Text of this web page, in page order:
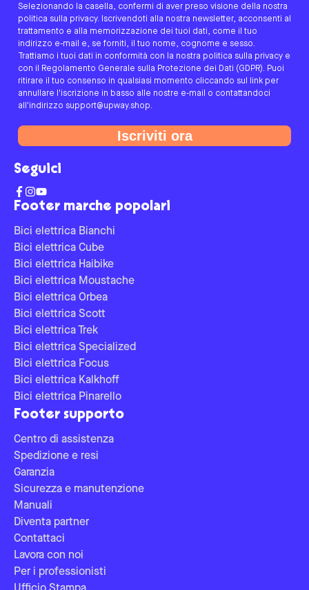
Footer marche popolari
Bici elettrica Bianchi
Bici elettrica Cube
Bici elettrica Haibike
Bici elettrica Moustache
Bici elettrica Orbea
Bici elettrica Scott
Bici elettrica Trek
Bici elettrica Specialized
Bici elettrica Focus
Bici elettrica Kalkhoff
Bici elettrica Pinarello
Footer supporto
Centro di assistenza
Spedizione e resi
Garanzia
Sicurezza e manutenzione
Manuali
Diventa partner
Contattaci
Lavora con noi
Per i professionisti
Selezionando la casella, confermi di aver preso visione della nostra
politica sulla privacy. Iscrivendoti alla nostra newsletter, acconsenti al
trattamento e alla memorizzazione dei tuoi dati, come il tuo
indirizzo e-mail e, se forniti, il tuo nome, cognome e sesso.
Trattiamo i tuoi dati in conformità con la nostra politica sulla privacy e
con il Regolamento Generale sulla Protezione dei Dati (GDPR). Puoi
ritirare il tuo consenso in qualsiasi momento cliccando sul link per
annullare l'iscrizione in basso alle nostre e-mail o contattandoci
all'indirizzo support@upway.shop.
Iscriviti ora
Seguici